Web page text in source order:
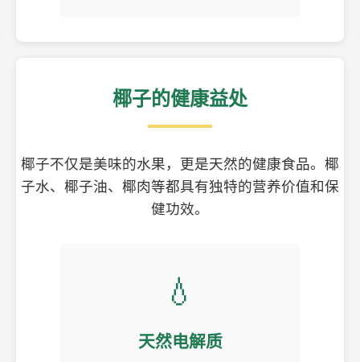
椰子的健康益处
椰子不仅是美味的水果，更是天然的健康食品。椰
子水、椰子油、椰肉等都具有独特的营养价值和保
健功效。
💧
天然电解质